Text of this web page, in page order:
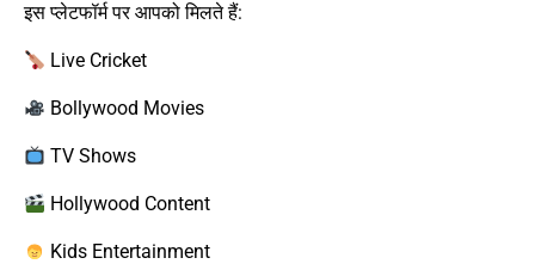
इस प्लेटफॉर्म पर आपको मिलते हैं:
Live Cricket
Bollywood Movies
TV Shows
Hollywood Content
Kids Entertainment